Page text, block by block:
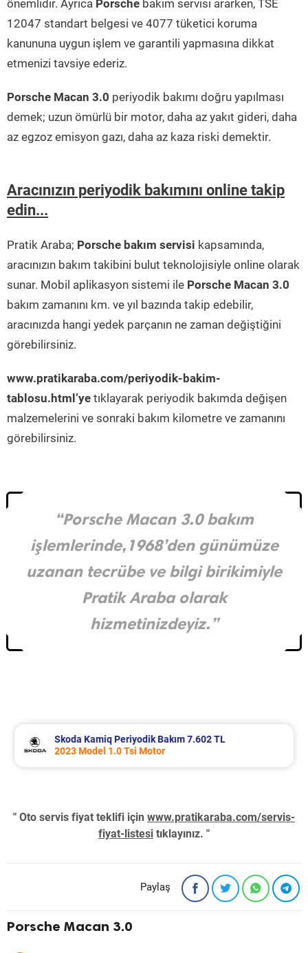
önemlidir. Ayrıca Porsche bakım servisi ararken, TSE
12047 standart belgesi ve 4077 tüketici koruma
kanununa uygun işlem ve garantili yapmasına dikkat
etmenizi tavsiye ederiz.
Porsche Macan 3.0 periyodik bakımı doğru yapılması
demek; uzun ömürlü bir motor, daha az yakıt gideri, daha
az egzoz emisyon gazı, daha az kaza riski demektir.
Aracınızın periyodik bakımını online takip
edin...
Pratik Araba; Porsche bakım servisi kapsamında,
aracınızın bakım takibini bulut teknolojisiyle online olarak
sunar. Mobil aplikasyon sistemi ile Porsche Macan 3.0
bakım zamanını km. ve yıl bazında takip edebilir,
aracınızda hangi yedek parçanın ne zaman değiştiğini
görebilirsiniz.
www.pratikaraba.com/periyodik-bakim-
tablosu.html’ye tıklayarak periyodik bakımda değişen
malzemelerini ve sonraki bakım kilometre ve zamanını
görebilirsiniz.
“Porsche Macan 3.0 bakım
işlemlerinde,1968’den günümüze
uzanan tecrübe ve bilgi birikimiyle
Pratik Araba olarak
hizmetinizdeyiz.”
Skoda Kamiq Periyodik Bakım 7.602 TL
2023 Model 1.0 Tsi Motor
" Oto servis fiyat teklifi için www.pratikaraba.com/servis-
fiyat-listesi tıklayınız. "
Paylaş
Porsche Macan 3.0